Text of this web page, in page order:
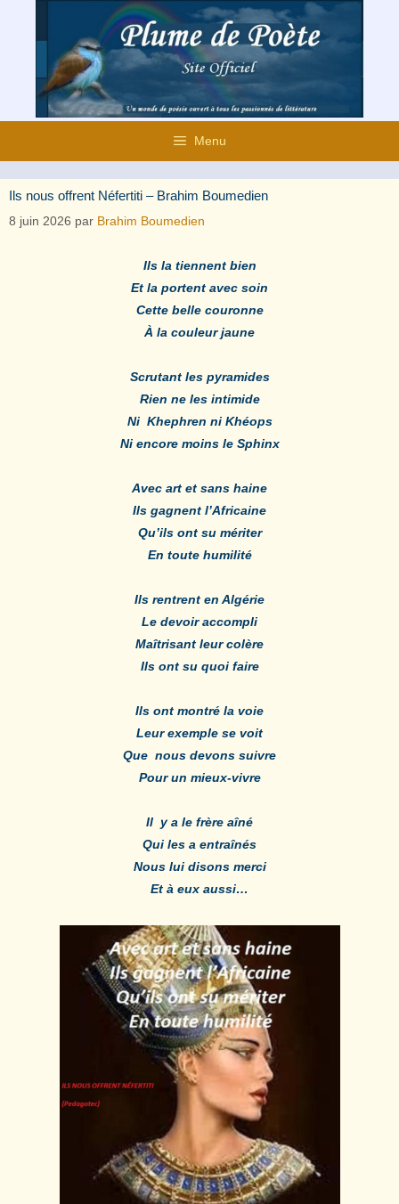
contenu
Menu
Ils nous offrent Néfertiti – Brahim Boumedien
8 juin 2026 par Brahim Boumedien
Ils la tiennent bien
Et la portent avec soin
Cette belle couronne
À la couleur jaune
Scrutant les pyramides
Rien ne les intimide
Ni Khephren ni Khéops
Ni encore moins le Sphinx
Avec art et sans haine
Ils gagnent l’Africaine
Qu’ils ont su mériter
En toute humilité
Ils rentrent en Algérie
Le devoir accompli
Maîtrisant leur colère
Ils ont su quoi faire
Ils ont montré la voie
Leur exemple se voit
Que nous devons suivre
Pour un mieux-vivre
Il y a le frère aîné
Qui les a entraînés
Nous lui disons merci
Et à eux aussi…